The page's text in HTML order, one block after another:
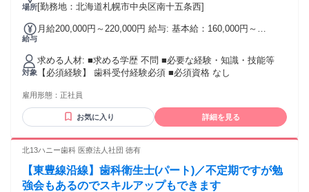
場所[勤務地：北海道札幌市中央区南十五条西]
給与
月給200,000円～220,000円 給与: 基本給：160,000円～
当：10,000円 通勤手当：あり（上限月15,000円）
対象
求める人材: ■求める学歴 不問 ■必要な経験・知識・技能等
【必須経験】 歯科受付経験必須 ■必須資格 なし
雇用形態： 正社員
お気に入り 詳細を見る
北13ハニー歯科 医療法人社団 徳有
【東豊線沿線】歯科衛生士(パート)／不定期ですが勉
強会もあるのでスキルアップもできます